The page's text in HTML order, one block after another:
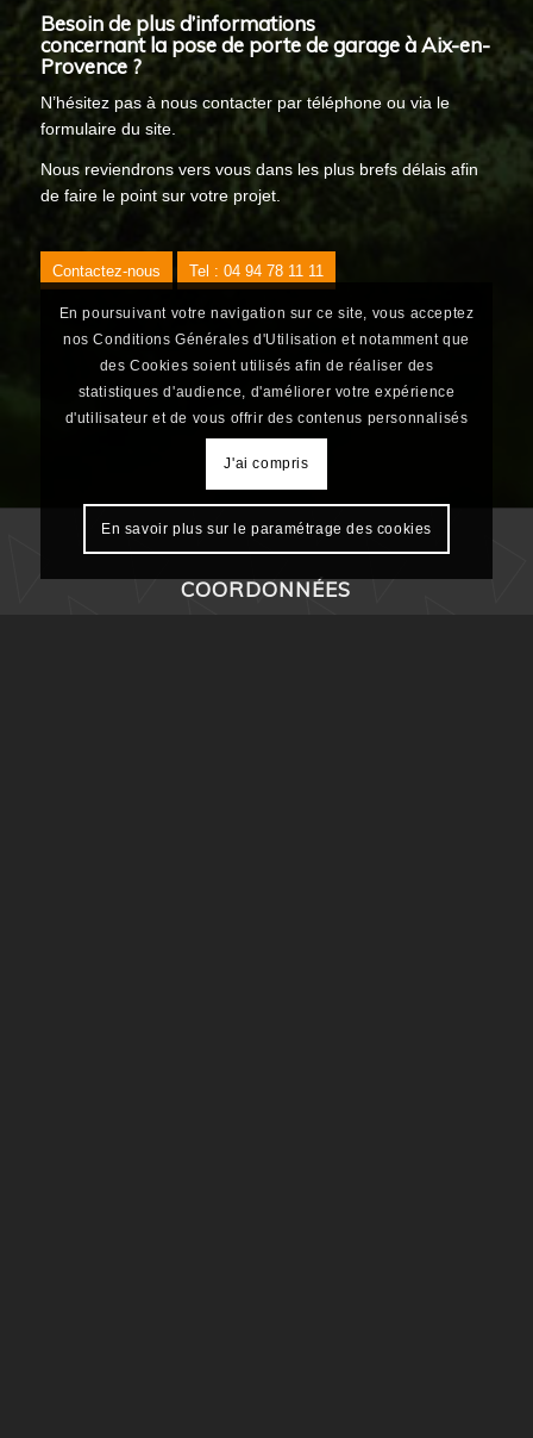
Besoin de plus d’informations
concernant la pose de porte de garage à Aix-en-
Provence ?
N’hésitez pas à nous contacter par téléphone ou via le
formulaire du site.
Nous reviendrons vers vous dans les plus brefs délais afin
de faire le point sur votre projet.
Contactez-nous Tel : 04 94 78 11 11
COORDONNÉES
En poursuivant votre navigation sur ce site, vous acceptez
nos Conditions Générales d'Utilisation et notamment que
des Cookies soient utilisés afin de réaliser des
statistiques d'audience, d'améliorer votre expérience
d'utilisateur et de vous offrir des contenus personnalisés
J'ai compris
En savoir plus sur le paramétrage des cookies